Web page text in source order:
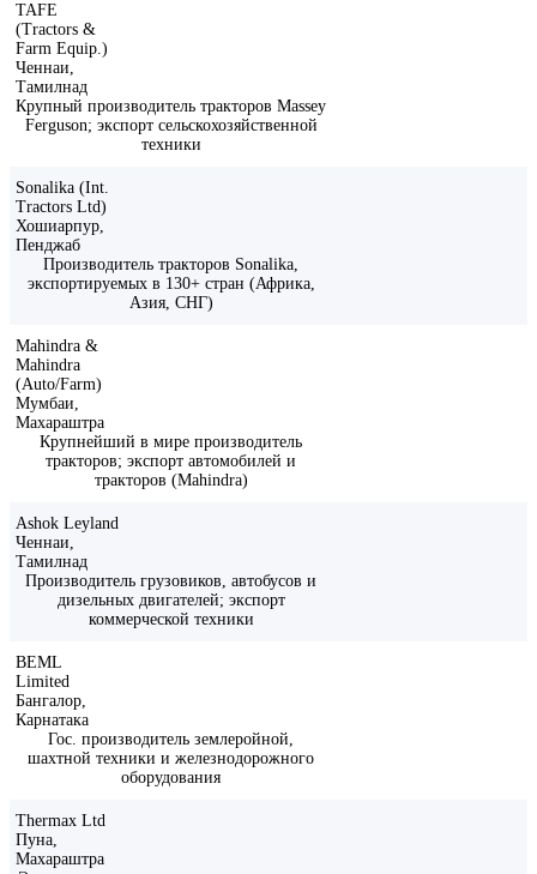
TAFE
(Tractors &
Farm Equip.)
Ченнаи,
Тамилнад
Крупный производитель тракторов Massey
Ferguson; экспорт сельскохозяйственной
техники
Sonalika (Int.
Tractors Ltd)
Хошиарпур,
Пенджаб
Производитель тракторов Sonalika,
экспортируемых в 130+ стран (Африка,
Азия, СНГ)
Mahindra &
Mahindra
(Auto/Farm)
Мумбаи,
Махараштра
Крупнейший в мире производитель
тракторов; экспорт автомобилей и
тракторов (Mahindra)
Ashok Leyland
Ченнаи,
Тамилнад
Производитель грузовиков, автобусов и
дизельных двигателей; экспорт
коммерческой техники
BEML
Limited
Бангалор,
Карнатака
Гос. производитель землеройной,
шахтной техники и железнодорожного
оборудования
Thermax Ltd
Пуна,
Махараштра